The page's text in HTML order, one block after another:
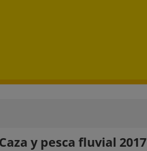
y pesca fluvial 2017